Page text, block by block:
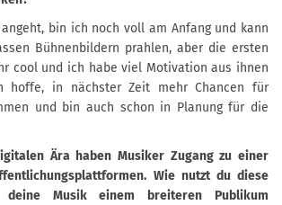
bin ich noch voll am Anfang und kann
Bühnenbildern prahlen, aber die ersten
cool und ich habe viel Motivation aus ihnen
hoffe, in nächster Zeit mehr Chancen für
und bin auch schon in Planung für die
Ära haben Musiker Zugang zu einer
Wie nutzt du diese
deine Musik einem breiteren Publikum